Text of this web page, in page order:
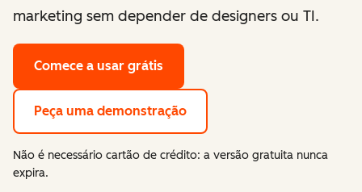
marketing sem depender de designers ou TI.
Comece a usar grátis
Peça uma demonstração
Não é necessário cartão de crédito: a versão gratuita nunca
expira.